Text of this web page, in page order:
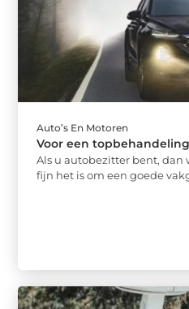
Auto’s En Motoren
Voor een
Als u autobezitter bent, dan
fijn het is om een goede